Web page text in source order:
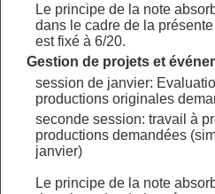
Le principe de la note
dans le cadre de la
est fixé à 6/20.
Gestion de projets et
session de janvier:
productions originales
seconde session: travail à
productions demandées
janvier)
Le principe de la note